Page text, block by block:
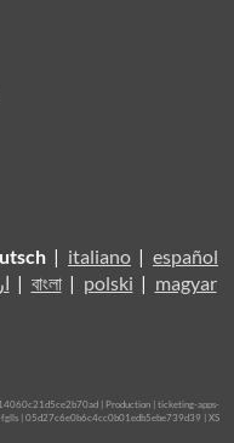
| italiano | español
| বাংলা| polski | magyar
| Production | ticketing-apps-
| 05d27c6e0b6c4cc0b01edb5ebe739d39 | XS